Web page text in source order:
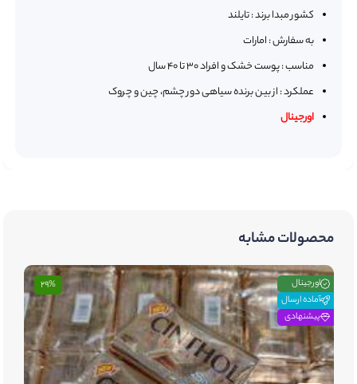
کشور مبدا برند : تایلند
به سفارش : امارات
مناسب : پوست خشک و افراد 30 تا 40 سال
عملکرد : از بین برنده سیاهی دور چشم، چین و چروک
اورجینال
محصولات مشابه
29%
اورجینال
آماده ارسال
پیشنهادی